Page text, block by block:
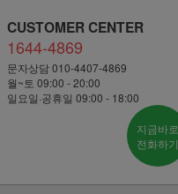
CUSTOMER CENTER
1644-4869
문자상담 010-4407-4869
월~토 09:00 - 20:00
일요일·공휴일 09:00 - 18:00
지금바로
전화하기